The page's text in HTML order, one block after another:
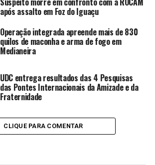
após assalto em Foz do Iguaçu
Operação integrada apreende mais de 830
quilos de maconha e arma de fogo em
Medianeira
UDC entrega resultados das 4 Pesquisas
das Pontes Internacionais da Amizade e da
Fraternidade
CLIQUE PARA COMENTAR